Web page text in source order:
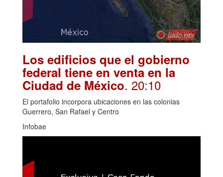
Los edificios que el gobierno
federal tiene en venta en la
Ciudad de México. 20:10
El portafolio incorpora ubicaciones en las colonias
Guerrero, San Rafael y Centro
Infobae